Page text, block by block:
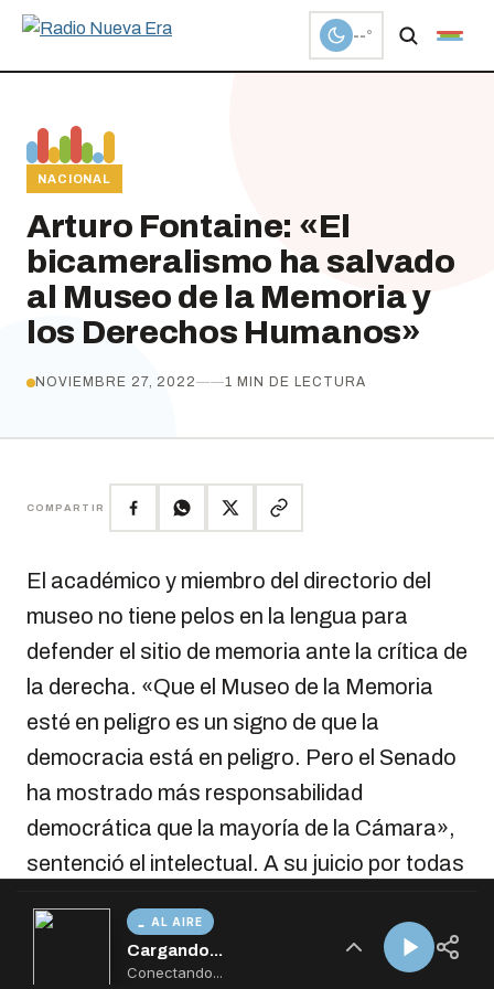
AL AIRE
Cargando...
Conectando...